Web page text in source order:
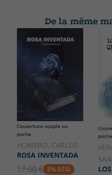
De la même
Couverture souple ou
poche
HOMERO, CARLOS
ROSA INVENTADA
17.00 € 5% DTO
poche
LOS